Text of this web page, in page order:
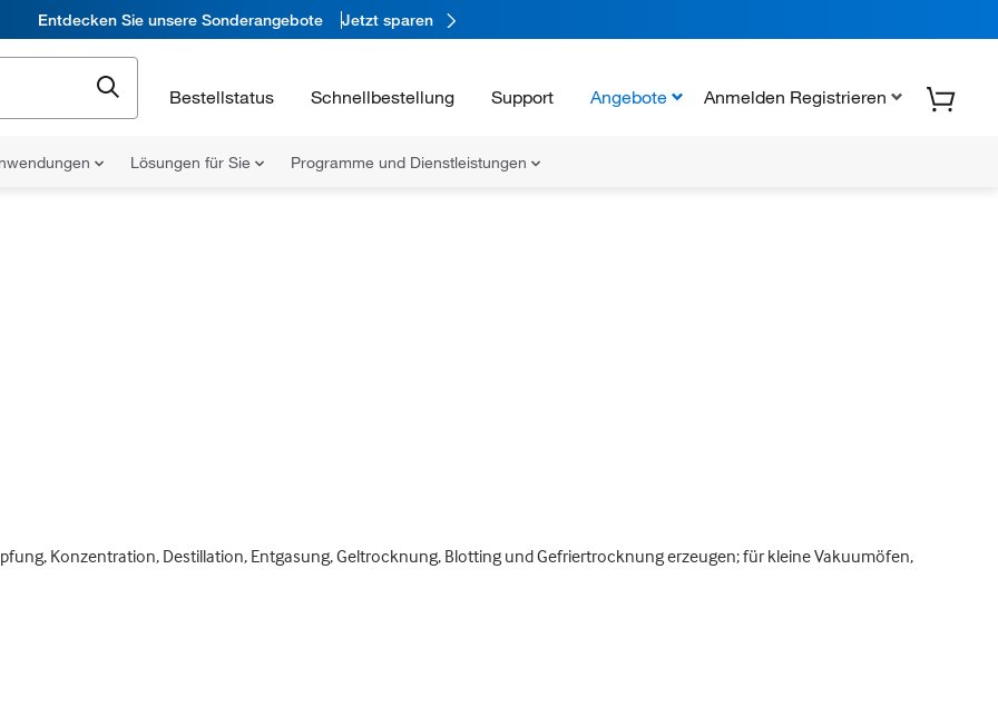
Entdecken Sie unsere Sonderangebote Jetzt sparen
Bestellstatus Schnellbestellung Support Angebote Anmelden Registrieren
Lösungen für Sie Programme und Dienstleistungen
Konzentration, Destillation, Entgasung, Geltrocknung, Blotting und Gefriertrocknung erzeugen; für kleine Vakuumöfen,